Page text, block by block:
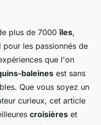
des
les
les
?
lecture
plus de 7000îles,
les passionnés de
que l'on
baleines est sans
Que vous soyez un
curieux, cet article
croisières et